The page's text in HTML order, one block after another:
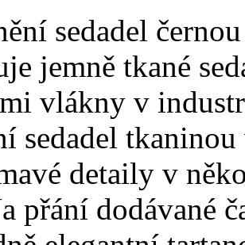
sedadel
jemně tkané
vlákny v
sedadel
detaily v
přání dodávané